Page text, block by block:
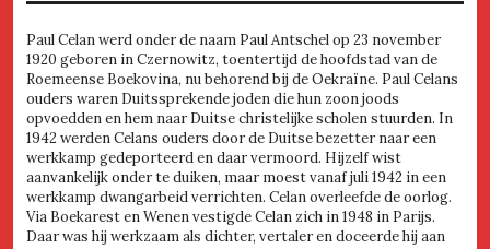
Paul Celan werd onder de naam Paul Antschel op 23 november
1920 geboren in Czernowitz, toentertijd de hoofdstad van de
Roemeense Boekovina, nu behorend bij de Oekraïne. Paul Celans
ouders waren Duitssprekende joden die hun zoon joods
opvoedden en hem naar Duitse christelijke scholen stuurden. In
1942 werden Celans ouders door de Duitse bezetter naar een
werkkamp gedeporteerd en daar vermoord. Hijzelf wist
aanvankelijk onder te duiken, maar moest vanaf juli 1942 in een
werkkamp dwangarbeid verrichten. Celan overleefde de oorlog.
Via Boekarest en Wenen vestigde Celan zich in 1948 in Parijs.
Daar was hij werkzaam als dichter, vertaler en doceerde hij aan